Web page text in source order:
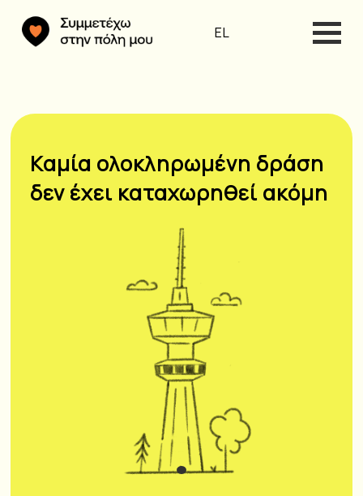
EL
Καμία ολοκληρωμένη δράση
δεν έχει καταχωρηθεί ακόμη
1